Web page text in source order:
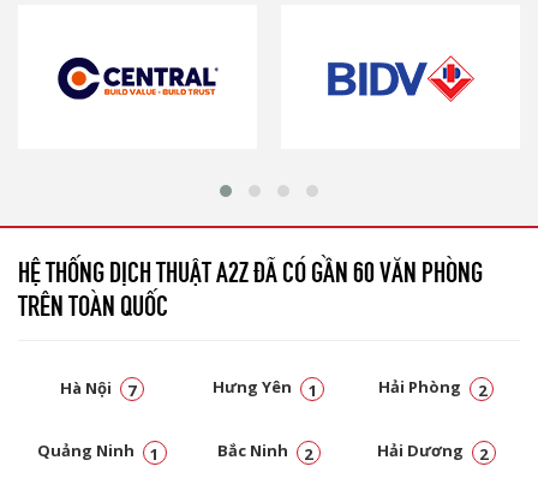
HỆ THỐNG DỊCH THUẬT A2Z ĐÃ CÓ GẦN 60 VĂN PHÒNG
TRÊN TOÀN QUỐC
Hà Nội 7 Hưng Yên 1 Hải Phòng 2
Quảng Ninh 1 Bắc Ninh 2 Hải Dương 2